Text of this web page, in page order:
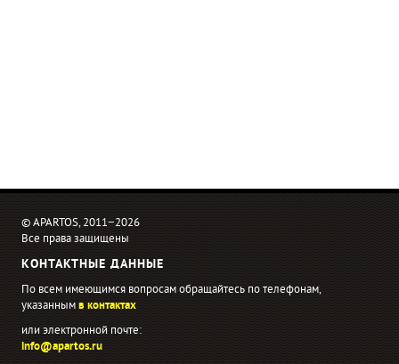
© APARTOS, 2011−2026
Все права защищены
КОНТАКТНЫЕ ДАННЫЕ
По всем имеющимся вопросам обращайтесь по телефонам,
указаннымв контактах
или электронной почте:
info@apartos.ru